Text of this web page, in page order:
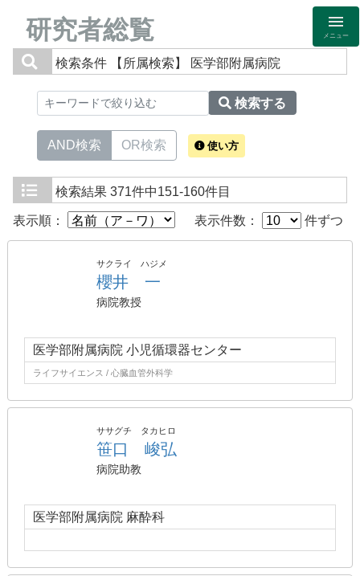
研究者総覧 メニュー
検索条件 【所属検索】 医学部附属病院
検索する
AND検索 OR検索 使い方
検索結果 371件中151-160件目
表示順： 表示件数： 件ずつ
サクライ ハジメ
櫻井 一
病院教授
医学部附属病院 小児循環器センター
ライフサイエンス / 心臓血管外科学
ササグチ タカヒロ
笹口 峻弘
病院助教
医学部附属病院 麻酔科